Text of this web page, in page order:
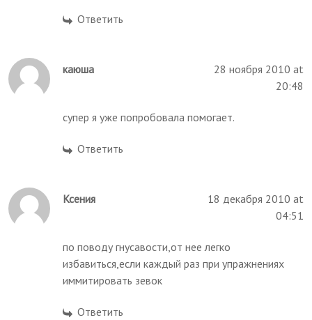
Ответить
каюша
28 ноября 2010 at
20:48
супер я уже попробовала помогает.
Ответить
Ксения
18 декабря 2010 at
04:51
по поводу гнусавости,от нее легко
избавиться,если каждый раз при упражнениях
иммитировать зевок
Ответить